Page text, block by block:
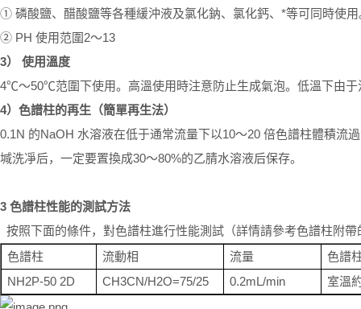
① 磷酸鹽、醋酸鹽等各種緩沖液及氯化鈉、氯化鈣、*等可同時使用
② PH 使用范圍2～13
3）
使用溫度
4℃～50℃范圍下使用。高溫使用時注意防止生成氣泡。低溫下由
4）色譜柱的再生（簡單再生法）
0.1N 的NaOH 水溶液在低于通常流量下以10～20 倍色譜柱體積流
堿洗凈后，一定要置換成30～80%的乙腈水溶液后保存。
3 色譜柱性能的測試方法
按照下面的條件，對色譜柱進行性能測試（詳情請參考色譜柱附
色譜柱
流動相 流量
色譜
NH2P-50 2D
CH3CN/H2O=75/25 0.2mL/min 室溫